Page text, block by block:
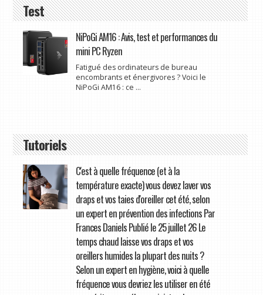
Test
NiPoGi AM16 : Avis, test et performances du
mini PC Ryzen
Fatigué des ordinateurs de bureau
encombrants et énergivores ? Voici le
NiPoGi AM16 : ce ...
Tutoriels
C'est à quelle fréquence (et à la
température exacte) vous devez laver vos
draps et vos taies d'oreiller cet été, selon
un expert en prévention des infections Par
Frances Daniels Publié le 25 juillet 26 Le
temps chaud laisse vos draps et vos
oreillers humides la plupart des nuits ?
Selon un expert en hygiène, voici à quelle
fréquence vous devriez les utiliser en été